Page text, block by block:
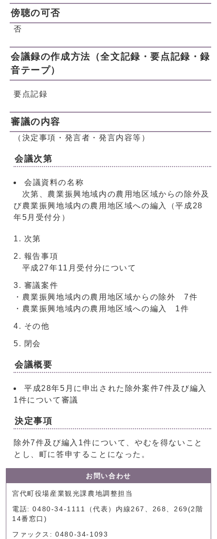
傍聴の可否
否
会議録の作成方法（全文記録・要点記録・録
音テープ）
要点記録
審議の内容
（決定事項・発言者・発言内容等）
会議次第
会議資料の名称
次第、農業振興地域内の農用地区域からの除外及
び農業振興地域内の農用地区域への編入（平成28
年5月受付分）
次第
報告事項
平成27年11月受付分について
審議案件
・農業振興地域内の農用地区域からの除外 7件
・農業振興地域内の農用地区域への編入 1件
その他
閉会
会議概要
平成28年5月に申出された除外案件7件及び編入
1件について審議
決定事項
除外7件及び編入1件について、やむを得ないこと
とし、町に答申することになった。
お問い合わせ
宮代町役場産業観光課農地調整担当
電話: 0480-34-1111（代表）内線267、268、269(2階
14番窓口)
ファックス: 0480-34-1093